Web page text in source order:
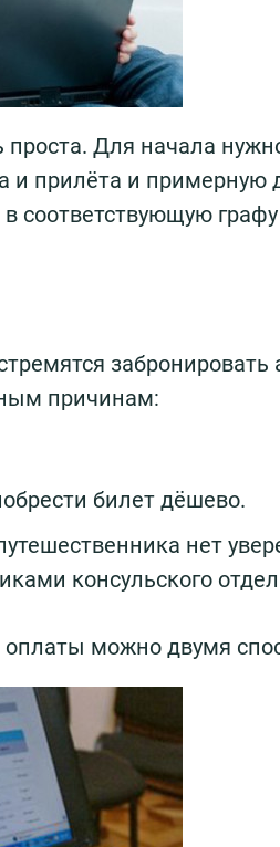
Для начала
и прилёта и примерную
в соответствующую
забронировать
причинам:
билет дёшево.
нет
консульского
оплаты можно двумя